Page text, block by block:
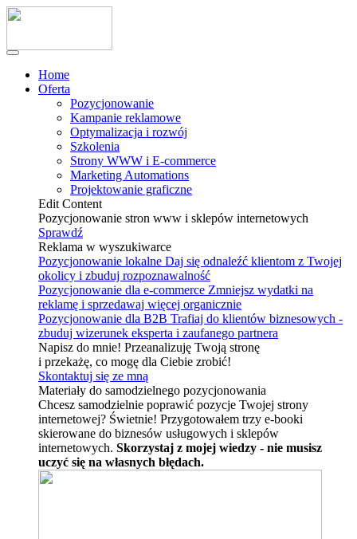
Home
Oferta
Pozycjonowanie
Kampanie reklamowe
Optymalizacja i rozwój
Szkolenia
Strony WWW i E-commerce
Marketing Automations
Projektowanie graficzne
Edit Content
Pozycjonowanie stron www i sklepów internetowych
Sprawdź
Reklama w wyszukiwarce
Pozycjonowanie lokalne Daj się odnaleźć klientom z Twojej
okolicy i zbuduj rozpoznawalność
Pozycjonowanie dla e-commerce Zmniejsz wydatki na
reklamę i sprzedawaj więcej organicznie
Pozycjonowanie dla B2B Trafiaj do klientów biznesowych -
zbuduj wizerunek eksperta i zaufanego partnera
Napisz do mnie! Przeanalizuję Twoją stronę
i przekażę, co mogę dla Ciebie zrobić!
Skontaktuj się ze mną
Materiały do samodzielnego pozycjonowania
Chcesz samodzielnie poprawić pozycje Twojej strony
internetowej? Świetnie! Przygotowałem trzy e-booki
skierowane do biznesów usługowych i sklepów
internetowych. Skorzystaj z mojej wiedzy - nie musisz
uczyć się na własnych błędach.